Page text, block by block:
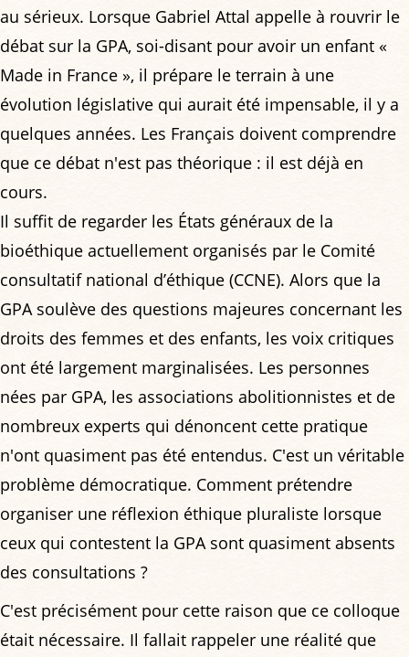
au sérieux. Lorsque Gabriel Attal appelle à rouvrir le
débat sur la GPA, soi-disant pour avoir un enfant «
Made in France », il prépare le terrain à une
évolution législative qui aurait été impensable, il y a
quelques années. Les Français doivent comprendre
que ce débat n'est pas théorique : il est déjà en
cours.
Il suffit de regarder les États généraux de la
bioéthique actuellement organisés par le Comité
consultatif national d’éthique (CCNE). Alors que la
GPA soulève des questions majeures concernant les
droits des femmes et des enfants, les voix critiques
ont été largement marginalisées. Les personnes
nées par GPA, les associations abolitionnistes et de
nombreux experts qui dénoncent cette pratique
n'ont quasiment pas été entendus. C'est un véritable
problème démocratique. Comment prétendre
organiser une réflexion éthique pluraliste lorsque
ceux qui contestent la GPA sont quasiment absents
des consultations ?
C'est précisément pour cette raison que ce colloque
était nécessaire. Il fallait rappeler une réalité que